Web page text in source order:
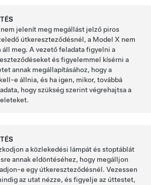
nem jelenít meg megállást jelző piros
útkereszteződésnél, a Model X nem
áll meg. A vezető feladata figyelni a
és figyelemmel kísérni a
annak megállapításához, hogy a
e állnia, és ha igen, mikor, továbbá
hogy szükség szerint végrehajtsa a
a közlekedési lámpát és stoptáblát
annak eldöntéséhez, hogy megálljon
e egy útkereszteződésnél. Vezessen
az utat nézze, és figyelje az úttestet,